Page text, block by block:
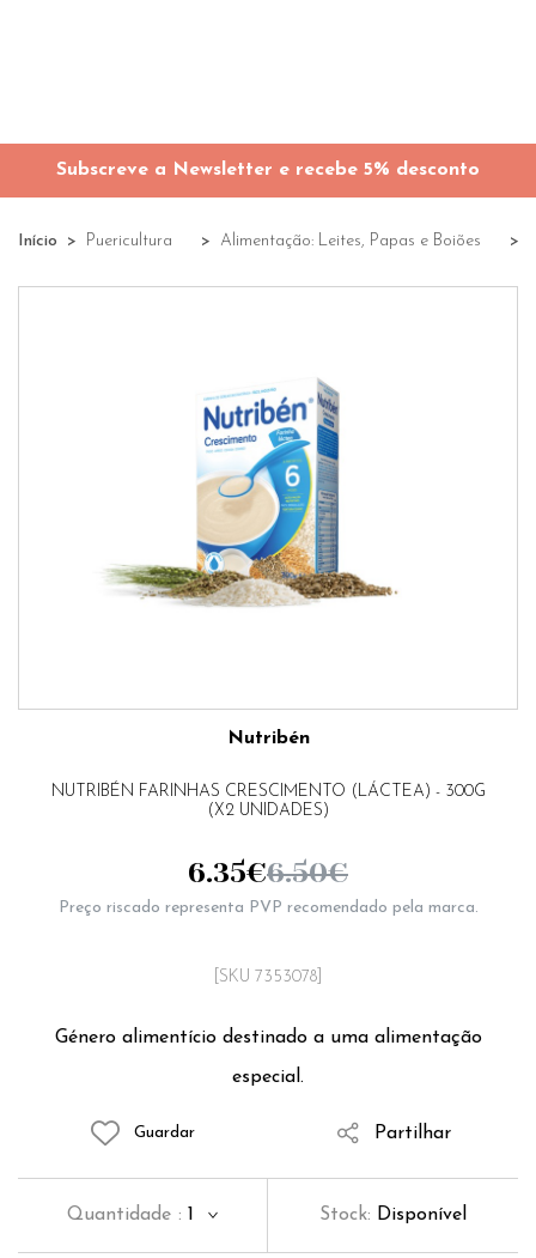
Subscreve a Newsletter e recebe 5% desconto
Início Puericultura Alimentação: Leites, Papas e Boiões
Nutribén
NUTRIBÉN FARINHAS CRESCIMENTO (LÁCTEA) - 300G
(X2 UNIDADES)
Género alimentício destinado a uma alimentação
especial.
[SKU 7353078]
6.35€6.50€
Preço riscado representa PVP recomendado pela marca.
Guardar Partilhar
Quantidade : 1 Stock: Disponível